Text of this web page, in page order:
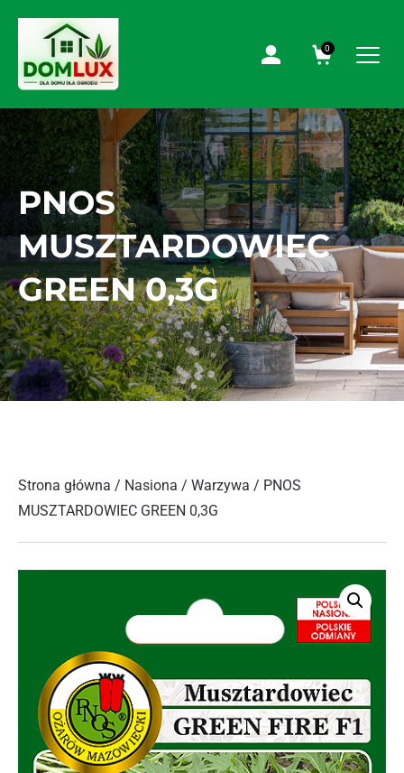
0
PNOS
MUSZTARDOWIEC
GREEN 0,3G
Strona główna / Nasiona / Warzywa / PNOS
MUSZTARDOWIEC GREEN 0,3G